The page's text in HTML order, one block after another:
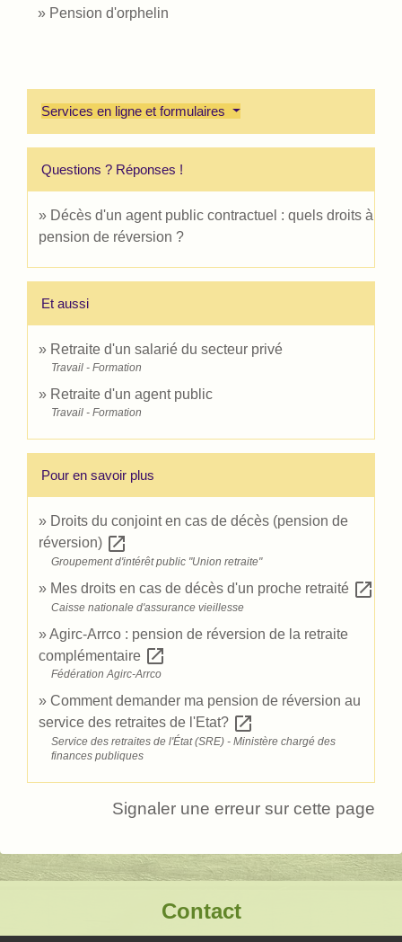
Pension d'orphelin
Services en ligne et formulaires
Questions ? Réponses !
Décès d'un agent public contractuel : quels droits à
pension de réversion ?
Et aussi
Retraite d'un salarié du secteur privé
Travail - Formation
Retraite d'un agent public
Travail - Formation
Pour en savoir plus
Droits du conjoint en cas de décès (pension de
réversion) open_in_new
Groupement d'intérêt public "Union retraite"
Mes droits en cas de décès d'un proche retraité open_in_new
Caisse nationale d'assurance vieillesse
Agirc-Arrco : pension de réversion de la retraite
complémentaire open_in_new
Fédération Agirc-Arrco
Comment demander ma pension de réversion au
service des retraites de l'Etat? open_in_new
Service des retraites de l'État (SRE) - Ministère chargé des
finances publiques
Signaler une erreur sur cette page
Contact